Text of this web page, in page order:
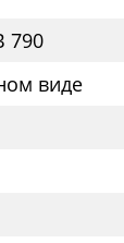
790
виде